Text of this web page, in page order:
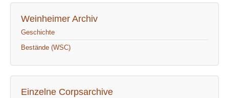
Weinheimer Archiv
Geschichte
Bestände (WSC)
Einzelne Corpsarchive